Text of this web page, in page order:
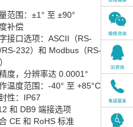
范围：±1° 至 ±90°
补偿
接口选项：ASCII（RS-
232）和 Modbus（RS-
度，分辨率达 0.0001°
温度范围：-40° 至 +85°C
性：IP67
和 DB9 端接选项
CE 和 RoHS 标准